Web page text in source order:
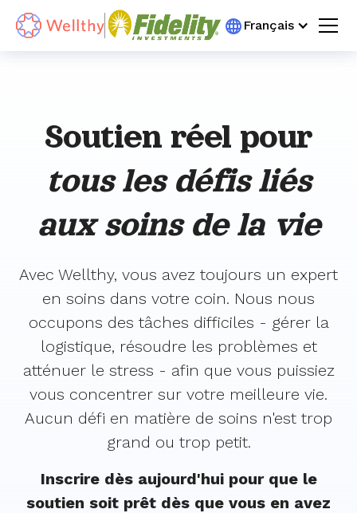
Français
Soutien réel pour
tous les défis liés
aux soins de la vie
Avec Wellthy, vous avez toujours un expert
en soins dans votre coin. Nous nous
occupons des tâches difficiles - gérer la
logistique, résoudre les problèmes et
atténuer le stress - afin que vous puissiez
vous concentrer sur votre meilleure vie.
Aucun défi en matière de soins n'est trop
grand ou trop petit.
Inscrire dès aujourd'hui pour que le
soutien soit prêt dès que vous en avez